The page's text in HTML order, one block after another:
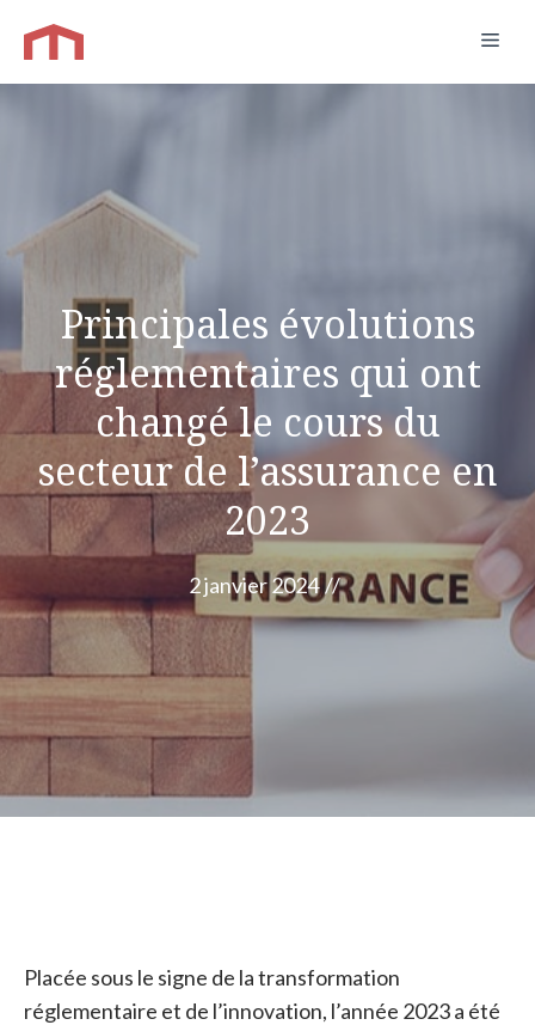
contenu
Principales évolutions
réglementaires qui ont
changé le cours du
secteur de l’assurance en
2023
2 janvier 2024 //
Placée sous le signe de la transformation
réglementaire et de l’innovation, l’année 2023 a été